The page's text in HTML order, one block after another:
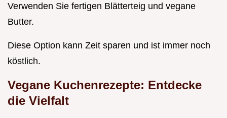
Verwenden Sie fertigen Blätterteig und vegane
Butter.
Diese Option kann Zeit sparen und ist immer noch
köstlich.
Vegane Kuchenrezepte: Entdecke
die Vielfalt